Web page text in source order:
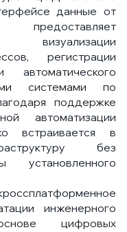
данные от
предоставляет
регистрации
системами по
поддержке
автоматизации
встраивается в
без
установленного
инженерного
цифровых